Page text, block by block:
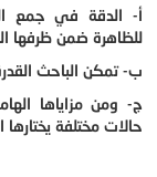
أ- الدقة في جمع
للظاهرة ضمن ظرفها
ب- تمكن الباحث
ج- ومن مزاياها
حالات مختلفة